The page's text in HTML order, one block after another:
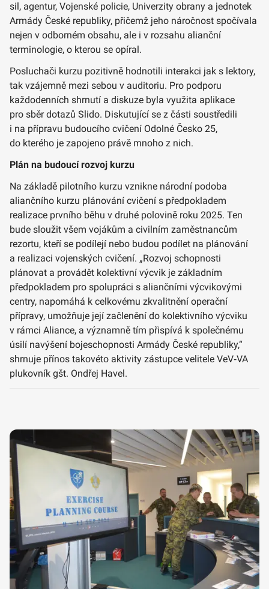
sil, agentur, Vojenské policie, Univerzity obrany a jednotek
Armády České republiky, přičemž jeho náročnost spočívala
nejen v odborném obsahu, ale i v rozsahu alianční
terminologie, o kterou se opíral.
Posluchači kurzu pozitivně hodnotili interakci jak s lektory,
tak vzájemně mezi sebou v auditoriu. Pro podporu
každodenních shrnutí a diskuze byla využita aplikace
pro sběr dotazů Slido. Diskutující se z části soustředili
i na přípravu budoucího cvičení Odolné Česko 25,
do kterého je zapojeno právě mnoho z nich.
Plán na budoucí rozvoj kurzu
Na základě pilotního kurzu vznikne národní podoba
aliančního kurzu plánování cvičení s předpokladem
realizace prvního běhu v druhé polovině roku 2025. Ten
bude sloužit všem vojákům a civilním zaměstnancům
rezortu, kteří se podílejí nebo budou podílet na plánování
a realizaci vojenských cvičení. „Rozvoj schopnosti
plánovat a provádět kolektivní výcvik je základním
předpokladem pro spolupráci s aliančními výcvikovými
centry, napomáhá k celkovému zkvalitnění operační
přípravy, umožňuje její začlenění do kolektivního výcviku
v rámci Aliance, a významně tím přispívá k společnému
úsilí navýšení bojeschopnosti Armády České republiky,“
shrnuje přínos takovéto aktivity zástupce velitele VeV‑VA
plukovník gšt. Ondřej Havel.